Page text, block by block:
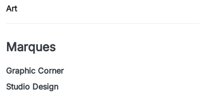
Art
Marques
Graphic Corner
Studio Design